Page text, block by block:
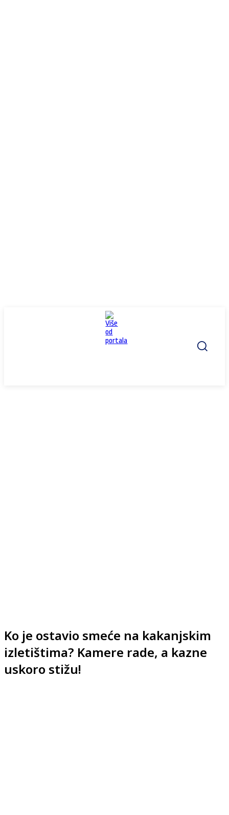
Ko je ostavio smeće na kakanjskim
izletištima? Kamere rade, a kazne
uskoro stižu!